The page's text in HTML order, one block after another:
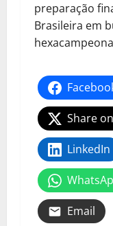
preparação
Brasileira em
Share
LinkedIn
Email